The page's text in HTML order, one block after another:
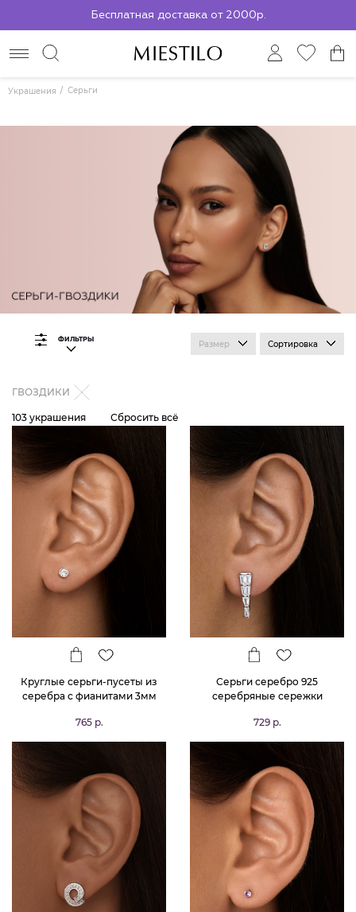
Бесплатная доставка от 2000р.
По всей России до ПВЗ СДЭК
Украшения Серьги
ФИЛЬТРЫ Размер Сортировка
ГВОЗДИКИ
103 украшения Сбросить всё
Круглые серьги-пусеты из
серебра с фианитами 3мм
765 р.
Серьги серебро 925
серебряные сережки
729 р.